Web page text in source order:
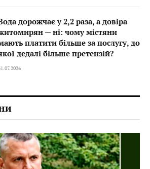
дорожчає у 2,2 раза, а довіра
— ні: чому містяни
платити більше за послугу, до
дедалі більше претензій?